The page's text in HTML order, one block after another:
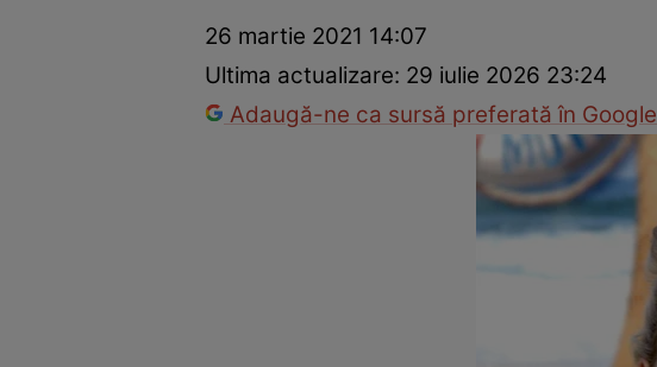
26 martie 2021 14:07
Ultima actualizare: 29 iulie 2026 23:24
Adaugă-ne ca sursă preferată în Google